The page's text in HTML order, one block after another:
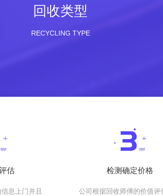
回收类型
RECYCLING TYPE
估
息上门并且
检测确定价格
公司根据回收师傅的价值评